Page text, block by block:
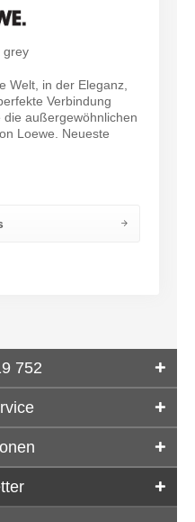
grey
Welt, in der Eleganz,
Verbindung
außergewöhnlichen
Loewe. Neueste
752